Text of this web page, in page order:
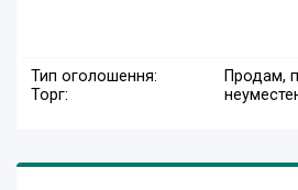
Тип оголошення:
Продам,
Торг: